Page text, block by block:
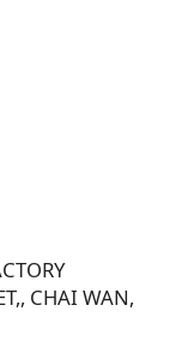
CHAI WAN,